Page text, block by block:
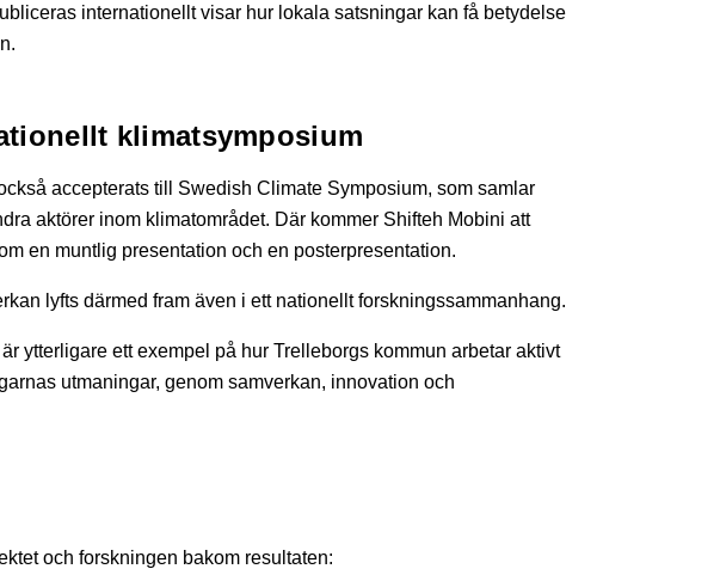
internationellt visar hur lokala satsningar kan få betydelse
klimatsymposium
accepterats till Swedish Climate Symposium, som samlar
aktörer inom klimatområdet. Där kommer Shifteh Mobini att
en muntlig presentation och en posterpresentation.
lyfts därmed fram även i ett nationellt forskningssammanhang.
ytterligare ett exempel på hur Trelleborgs kommun arbetar aktivt
utmaningar, genom samverkan, innovation och
och forskningen bakom resultaten: